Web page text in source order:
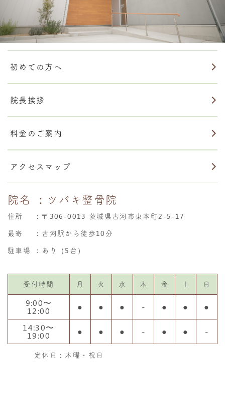
初めての方へ
院長挨拶
料金のご案内
アクセスマップ
院名 ：ツバキ整骨院
住所 ： 〒306-0013 茨城県古河市東本町2-5-17
最寄
：古河駅から徒歩10分
駐車場
：あり（5台）
受付時間 月 火 水 木 金 土 日
9:00〜
12:00 ● ● ● - ● ●
●
14:30〜
19:00 ● ● ● - ● ● -
定休日：木曜・祝日